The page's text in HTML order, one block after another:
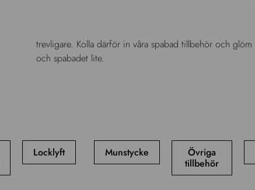
och spabadet lite.
Locklyft Munstycke
Övriga
tillbehör